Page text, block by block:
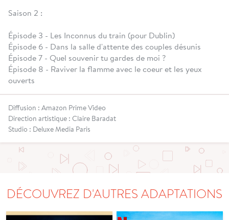
Saison 2 :
Épisode 3 - Les Inconnus du train (pour Dublin)
Épisode 6 - Dans la salle d'attente des couples désunis
Épisode 7 - Quel souvenir tu gardes de moi ?
Épisode 8 - Raviver la flamme avec le coeur et les yeux
ouverts
Diffusion : Amazon Prime Video
Direction artistique : Claire Baradat
Studio : Deluxe Media Paris
DÉCOUVREZ D'AUTRES ADAPTATIONS